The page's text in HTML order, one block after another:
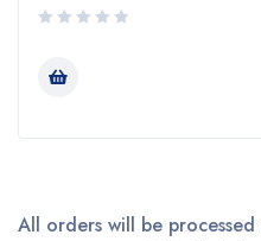
All orders will be